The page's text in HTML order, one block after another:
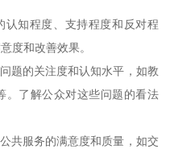
认知程度、支持程度和反对程
度和改善效果。
题的关注度和认知水平，如教
。了解公众对这些问题的看法
共服务的满意度和质量，如交